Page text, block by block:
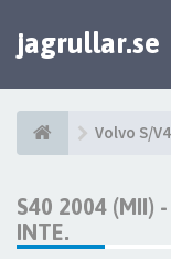
jagrullar.se
Volvo S/
S40 2004 (MII)
INTE.